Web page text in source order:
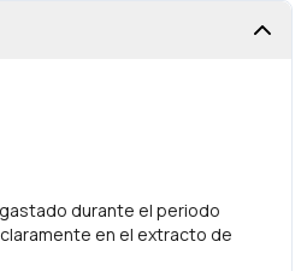
durante el periodo
en el extracto de